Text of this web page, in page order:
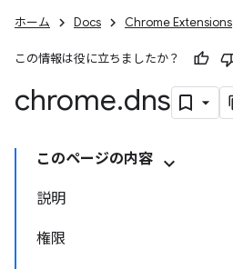
ホーム Docs Chrome Extensions
この情報は役に立ちましたか？
chrome.dns
このページの内容
説明
権限